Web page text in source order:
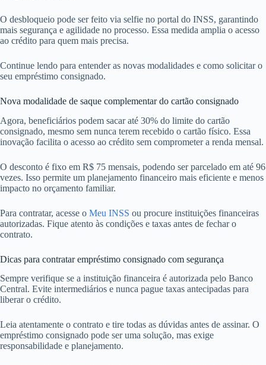
O desbloqueio pode ser feito via selfie no portal do INSS, garantindo
mais segurança e agilidade no processo. Essa medida amplia o acesso
ao crédito para quem mais precisa.
Continue lendo para entender as novas modalidades e como solicitar o
seu empréstimo consignado.
Nova modalidade de saque complementar do cartão consignado
Agora, beneficiários podem sacar até 30% do limite do cartão
consignado, mesmo sem nunca terem recebido o cartão físico. Essa
inovação facilita o acesso ao crédito sem comprometer a renda mensal.
O desconto é fixo em R$ 75 mensais, podendo ser parcelado em até 96
vezes. Isso permite um planejamento financeiro mais eficiente e menos
impacto no orçamento familiar.
Para contratar, acesse o Meu INSS ou procure instituições financeiras
autorizadas. Fique atento às condições e taxas antes de fechar o
contrato.
Dicas para contratar empréstimo consignado com segurança
Sempre verifique se a instituição financeira é autorizada pelo Banco
Central. Evite intermediários e nunca pague taxas antecipadas para
liberar o crédito.
Leia atentamente o contrato e tire todas as dúvidas antes de assinar. O
empréstimo consignado pode ser uma solução, mas exige
responsabilidade e planejamento.